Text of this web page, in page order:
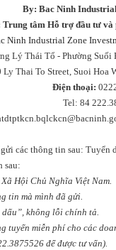
By: Bac Ninh
Trung tâm Hỗ trợ đầu tư
Ninh Industrial Zone
Lý Thái Tổ - Phường
Ly Thai To Street, Suoi Hoa
Điện thoại:
Tel: 84
các thông tin sau:
sau:
Hội Chủ Nghĩa Việt Nam.
tin mà mình đã gửi.
không lỗi chính tả.
tuyển miễn phí cho các
để được tư vấn).